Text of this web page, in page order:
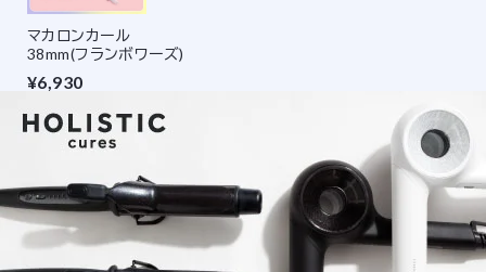
マカロンカール
38mm(フランボワーズ)
¥6,930